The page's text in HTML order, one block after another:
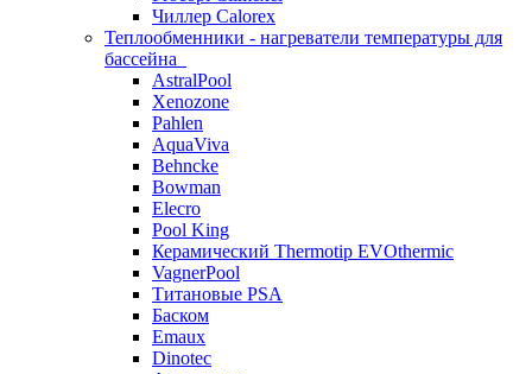
Чиллер Calorex
Теплообменники - нагреватели температуры для
бассейна
AstralPool
Xenozone
Pahlen
AquaViva
Behncke
Bowman
Elecro
Pool King
Керамический Thermotip EVOthermic
VagnerPool
Титановые PSA
Баском
Emaux
Dinotec